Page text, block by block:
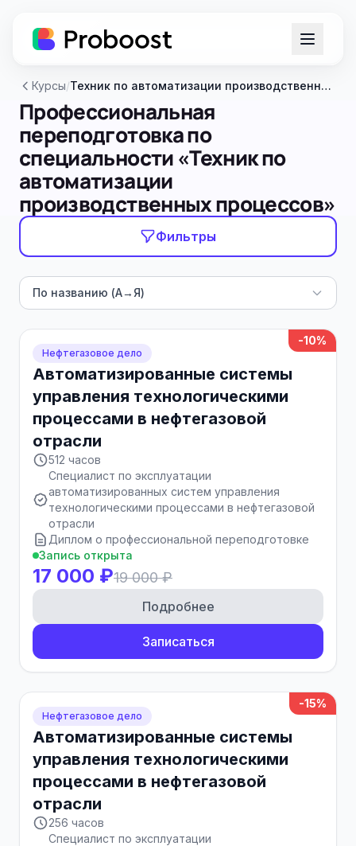
Курсы/ Техник по автоматизации производственных процессов
Профессиональная
переподготовка по
специальности «Техник по
автоматизации
производственных процессов»
Фильтры
По названию (А→Я)
-10%
Нефтегазовое дело
Автоматизированные системы
управления технологическими
процессами в нефтегазовой
отрасли
512 часов
Специалист по эксплуатации
автоматизированных систем управления
технологическими процессами в нефтегазовой
отрасли
Диплом о профессиональной переподготовке
Запись открыта
17 000 ₽19 000 ₽
Подробнее
Записаться
-15%
Нефтегазовое дело
Автоматизированные системы
управления технологическими
процессами в нефтегазовой
отрасли
256 часов
Специалист по эксплуатации